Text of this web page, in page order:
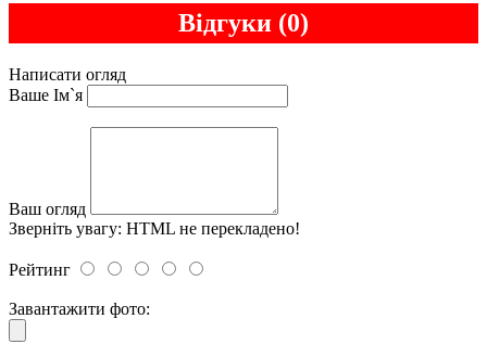
Відгуки (0)
Написати огляд
Ваше Ім`я
Ваш огляд
Зверніть увагу: HTML не перекладено!
Рейтинг
Завантажити фото: